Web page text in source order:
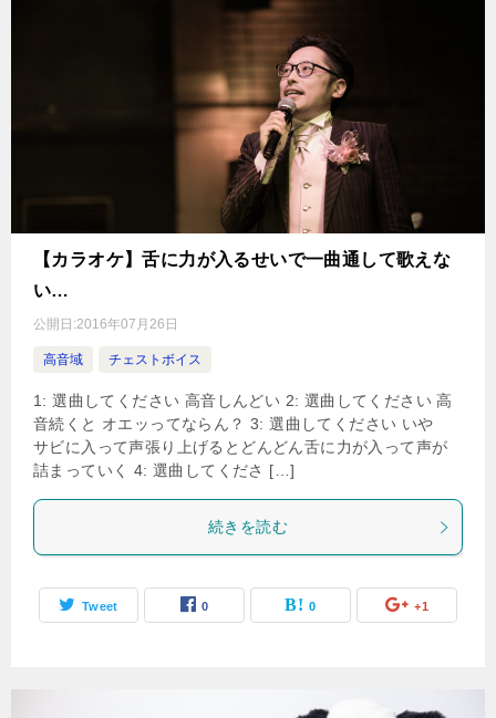
【カラオケ】舌に力が入るせいで一曲通して歌えな
い…
公開日:2016年07月26日
高音域 チェストボイス
1: 選曲してください 高音しんどい 2: 選曲してください 高
音続くと オエッってならん？ 3: 選曲してください いや
サビに入って声張り上げるとどんどん舌に力が入って声が
詰まっていく 4: 選曲してくださ […]
続きを読む
Tweet 0 0 +1